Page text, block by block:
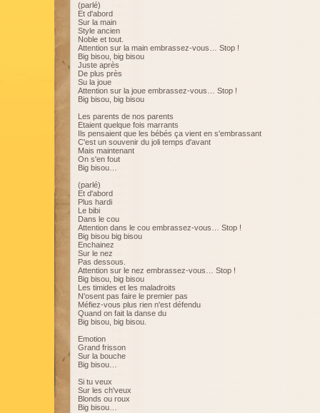
(parlé)
Et d'abord
Sur la main
Style ancien
Noble et tout.
Attention sur la main embrassez-vous… Stop !
Big bisou, big bisou
Juste après
De plus près
Su la joue
Attention sur la joue embrassez-vous… Stop !
Big bisou, big bisou
Les parents de nos parents
Etaient quelque fois marrants
Ils pensaient que les bébés ça vient en s'embrassant
C'est un souvenir du joli temps d'avant
Mais maintenant
On s'en fout
Big bisou…
(parlé)
Et d'abord
Plus hardi
Le bibi
Dans le cou
Attention dans le cou embrassez-vous… Stop !
Big bisou big bisou
Enchainez
Sur le nez
Pas dessous.
Attention sur le nez embrassez-vous… Stop !
Big bisou, big bisou
Les timides et les maladroits
N'osent pas faire le premier pas
Méfiez-vous plus rien n'est défendu
Quand on fait la danse du
Big bisou, big bisou.
Emotion
Grand frisson
Sur la bouche
Big bisou…
Si tu veux
Sur les ch'veux
Blonds ou roux
Big bisou…